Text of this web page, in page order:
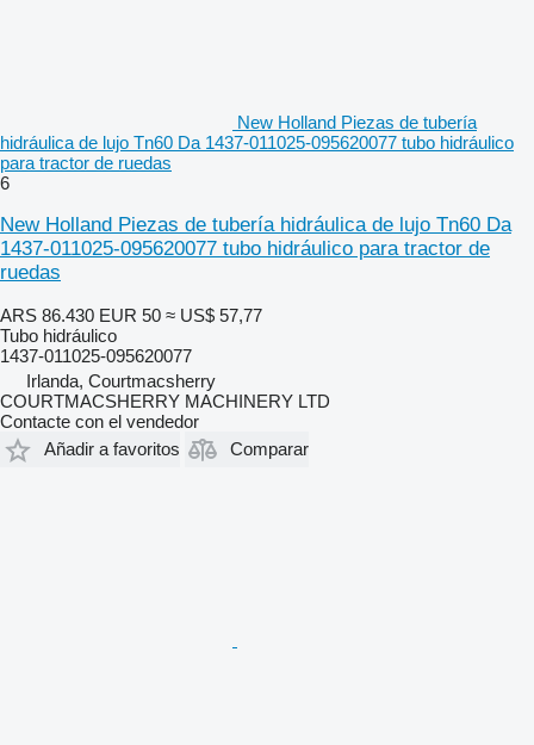
New Holland Piezas de tubería
hidráulica de lujo Tn60 Da 1437-011025-095620077 tubo hidráulico
para tractor de ruedas
6
New Holland Piezas de tubería hidráulica de lujo Tn60 Da
1437-011025-095620077 tubo hidráulico para tractor de
ruedas
ARS 86.430 EUR 50 ≈ US$ 57,77
Tubo hidráulico
1437-011025-095620077
Irlanda, Courtmacsherry
COURTMACSHERRY MACHINERY LTD
Contacte con el vendedor
Añadir a favoritos
Comparar